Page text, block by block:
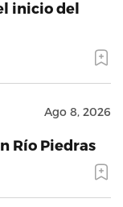
inicio del
Ago 8, 2026
Río Piedras